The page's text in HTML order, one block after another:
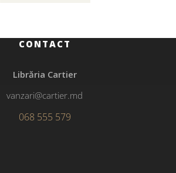
CONTACT
Librăria Cartier
vanzari@cartier.md
068 555 579